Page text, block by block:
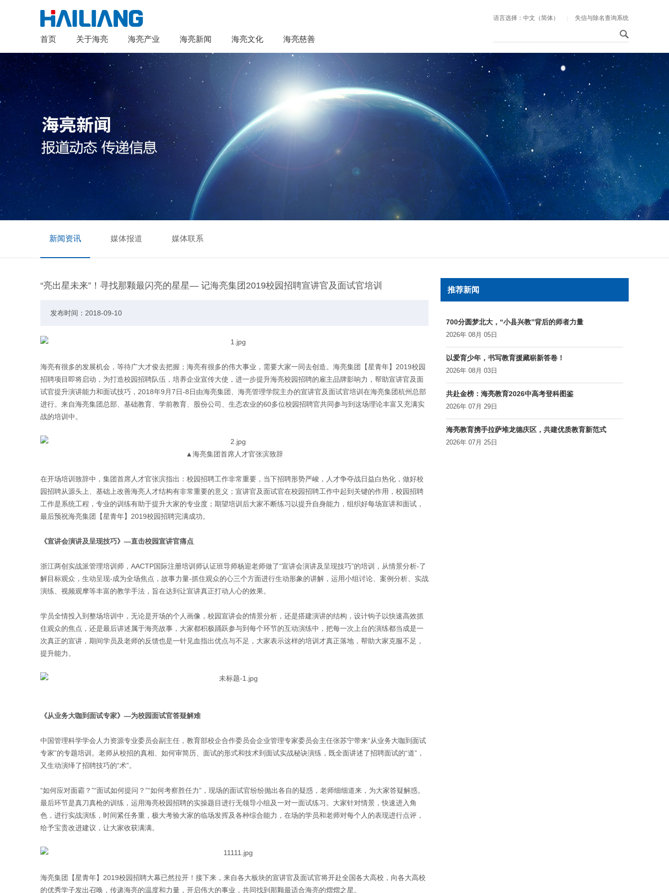
首页 关于海亮 海亮产业 海亮新闻 海亮文化 海亮慈善
失信与除名查询系统
语言选择：中文（简体）
新闻资讯 媒体报道 媒体联系
“亮出星未来”！寻找那颗最闪亮的星星— 记海亮集团2019校园招聘宣讲官及面试官培训
发布时间：2018-09-10
海亮有很多的发展机会，等待广大才俊去把握；海亮有很多的伟大事业，需要大家一同去创造。海亮集团【星青年】2019校园
招聘项目即将启动，为打造校园招聘队伍，培养企业宣传大使，进一步提升海亮校园招聘的雇主品牌影响力，帮助宣讲官及面
试官提升演讲能力和面试技巧，2018年9月7日-8日由海亮集团、海亮管理学院主办的宣讲官及面试官培训在海亮集团杭州总部
进行。来自海亮集团总部、基础教育、学前教育、股份公司、生态农业的60多位校园招聘官共同参与到这场理论丰富又充满实
战的培训中。
▲海亮集团首席人才官张滨致辞
在开场培训致辞中，集团首席人才官张滨指出：校园招聘工作非常重要，当下招聘形势严峻，人才争夺战日益白热化，做好校
园招聘从源头上、基础上改善海亮人才结构有非常重要的意义；宣讲官及面试官在校园招聘工作中起到关键的作用，校园招聘
工作是系统工程，专业的训练有助于提升大家的专业度；期望培训后大家不断练习以提升自身能力，组织好每场宣讲和面试，
最后预祝海亮集团【星青年】 2019校园招聘完满成功。
《宣讲会演讲及呈现技巧》 —直击校园宣讲官痛点
浙江两创实战派管理培训师， AACTP国际注册培训师认证班导师杨迎老师做了“宣讲会演讲及呈现技巧”的培训，从情景分析-了
解目标观众，生动呈现-成为全场焦点，故事力量-抓住观众的心三个方面进行生动形象的讲解，运用小组讨论、案例分析、实战
演练、视频观摩等丰富的教学手法，旨在达到让宣讲真正打动人心的效果。
学员全情投入到整场培训中，无论是开场的个人画像，校园宣讲会的情景分析，还是搭建演讲的结构，设计钩子以快速高效抓
住观众的焦点，还是最后讲述属于海亮故事，大家都积极踊跃参与到每个环节的互动演练中，把每一次上台的演练都当成是一
次真正的宣讲，期间学员及老师的反馈也是一针见血指出优点与不足，大家表示这样的培训才真正落地，帮助大家克服不足，
提升能力。
《从业务大咖到面试专家》 —为校园面试官答疑解难
中国管理科学学会人力资源专业委员会副主任，教育部校企合作委员会企业管理专家委员会主任张苏宁带来“从业务大咖到面试
专家”的专题培训。老师从校招的真相、如何审简历、面试的形式和技术到面试实战秘诀演练，既全面讲述了招聘面试的“道”，
又生动演绎了招聘技巧的“术”。
“如何应对面霸？”“面试如何提问？”“如何考察胜任力”，现场的面试官纷纷抛出各自的疑惑，老师细细道来，为大家答疑解惑。
最后环节是真刀真枪的训练，运用海亮校园招聘的实操题目进行无领导小组及一对一面试练习。大家针对情景，快速进入角
色，进行实战演练，时间紧任务重，极大考验大家的临场发挥及各种综合能力，在场的学员和老师对每个人的表现进行点评，
给予宝贵改进建议，让大家收获满满。
海亮集团【星青年】 2019校园招聘大幕已然拉开！接下来，来自各大板块的宣讲官及面试官将开赴全国各大高校，向各大高校
的优秀学子发出召唤，传递海亮的温度和力量，开启伟大的事业，共同找到那颗最适合海亮的熠熠之星。
推荐新闻
700分圆梦北大，“小县兴教”背后的师者力量
2026年 08月 05日
以爱育少年，书写教育援藏崭新答卷！
2026年 08月 03日
共赴金榜：海亮教育2026中高考登科图鉴
2026年 07月 29日
海亮教育携手拉萨堆龙德庆区，共建优质教育新范式
2026年 07月 25日